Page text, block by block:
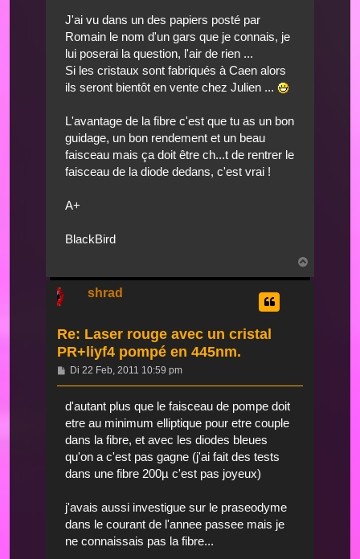
J'ai vu dans un des papiers posté par
Romain le nom d'un gars que je connais, je
lui poserai la question, l'air de rien ...
Si les cristaux sont fabriqués à Caen alors
ils seront bientôt en vente chez Julien ...
L'avantage de la fibre c'est que tu as un bon
guidage, un bon rendement et un beau
faisceau mais ça doit être ch...t de rentrer le
faisceau de la diode dedans, c'est vrai !
A+
BlackBird
oben
shrad
Re: Laser rouge avec un cristal
PR+liyf4 pompé en 445nm.
Beitrag
Di 22 Feb, 2011 10:59 pm
d'autant plus que le faisceau de pompe doit
etre au minimum elliptique pour etre couple
dans la fibre, et avec les diodes bleues
qu'on a c'est pas gagne (j'ai fait des tests
dans une fibre 200µ c'est pas joyeux)
j'avais aussi investigue sur le praseodyme
dans le courant de l'annee passee mais je
ne connaissais pas la fibre...